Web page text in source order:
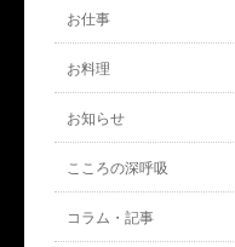
お仕事
お料理
お知らせ
こころの深呼吸
コラム・記事